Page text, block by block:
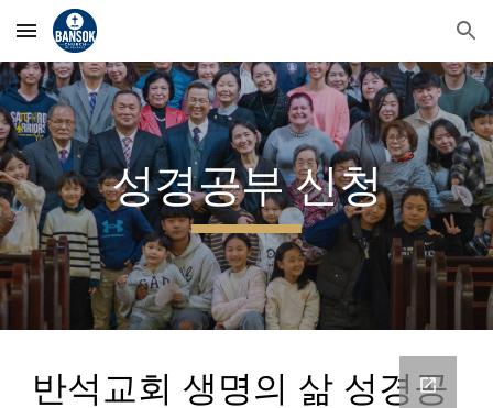
Skip to main content Skip to navigation
성경공부 신청